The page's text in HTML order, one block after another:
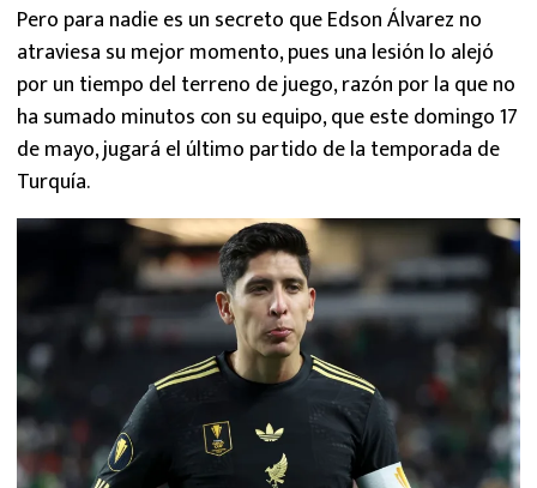
Pero para nadie es un secreto que Edson Álvarez no
atraviesa su mejor momento, pues una lesión lo alejó
por un tiempo del terreno de juego, razón por la que no
ha sumado minutos con su equipo, que este domingo 17
de mayo, jugará el último partido de la temporada de
Turquía.